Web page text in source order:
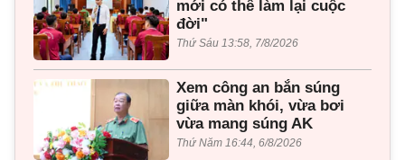
mới có thể làm lại cuộc
đời"
Thứ Sáu 13:58, 7/8/2026
Xem công an bắn súng
giữa màn khói, vừa bơi
vừa mang súng AK
Thứ Năm 16:44, 6/8/2026